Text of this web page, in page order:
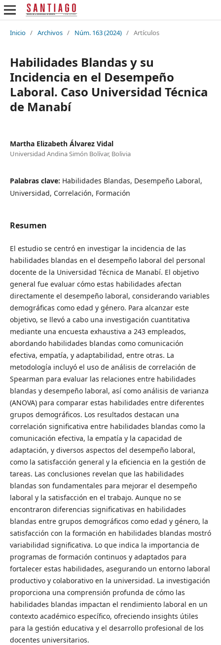
Inicio / Archivos / Núm. 163 (2024) / Artículos
Habilidades Blandas y su
Incidencia en el Desempeño
Laboral. Caso Universidad Técnica
de Manabí
Martha Elizabeth Álvarez Vidal
Universidad Andina Simón Bolívar, Bolivia
Palabras clave: Habilidades Blandas, Desempeño Laboral,
Universidad, Correlación, Formación
Resumen
El estudio se centró en investigar la incidencia de las
habilidades blandas en el desempeño laboral del personal
docente de la Universidad Técnica de Manabí. El objetivo
general fue evaluar cómo estas habilidades afectan
directamente el desempeño laboral, considerando variables
demográficas como edad y género. Para alcanzar este
objetivo, se llevó a cabo una investigación cuantitativa
mediante una encuesta exhaustiva a 243 empleados,
abordando habilidades blandas como comunicación
efectiva, empatía, y adaptabilidad, entre otras. La
metodología incluyó el uso de análisis de correlación de
Spearman para evaluar las relaciones entre habilidades
blandas y desempeño laboral, así como análisis de varianza
(ANOVA) para comparar estas habilidades entre diferentes
grupos demográficos. Los resultados destacan una
correlación significativa entre habilidades blandas como la
comunicación efectiva, la empatía y la capacidad de
adaptación, y diversos aspectos del desempeño laboral,
como la satisfacción general y la eficiencia en la gestión de
tareas. Las conclusiones revelan que las habilidades
blandas son fundamentales para mejorar el desempeño
laboral y la satisfacción en el trabajo. Aunque no se
encontraron diferencias significativas en habilidades
blandas entre grupos demográficos como edad y género, la
satisfacción con la formación en habilidades blandas mostró
variabilidad significativa. Lo que indica la importancia de
programas de formación continuos y adaptados para
fortalecer estas habilidades, asegurando un entorno laboral
productivo y colaborativo en la universidad. La investigación
proporciona una comprensión profunda de cómo las
habilidades blandas impactan el rendimiento laboral en un
contexto académico específico, ofreciendo insights útiles
para la gestión educativa y el desarrollo profesional de los
docentes universitarios.